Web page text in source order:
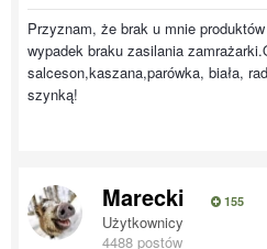
Przyznam, że brak u mnie
wypadek braku zasilania
salceson,kaszana,parówka, biała,
szynką!
Marecki 155
Użytkownicy
4488 postów